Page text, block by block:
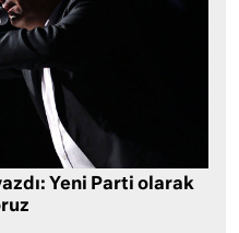
Yeni Parti olarak